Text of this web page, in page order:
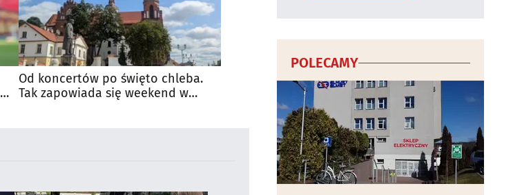
Od koncertów po święto chleba.
Tak zapowiada się weekend w
POLECAMY